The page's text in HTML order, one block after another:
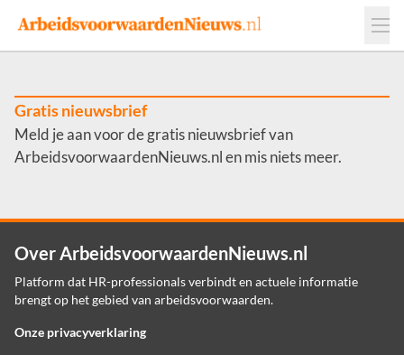
Events
Adverteren
Werkgevers
Contact
Gratis nieuwsbrief
Meld je aan voor de gratis nieuwsbrief van
ArbeidsvoorwaardenNieuws.nl en mis niets meer.
Over ArbeidsvoorwaardenNieuws.nl
Platform dat HR-professionals verbindt en actuele informatie
brengt op het gebied van arbeidsvoorwaarden.
Onze privacyverklaring